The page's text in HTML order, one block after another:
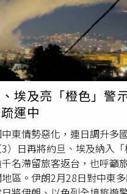
須入法的原因」陳麗琴說，
緩衝期，也支持政府在緩
補、夜班獎勵、住院整合
與稽核監測機制，但緩衝期
也不接受用配套之名讓標準
，這是台灣醫療要不要真正
關鍵時刻。」
的焦慮與壓力，直到與小熊
收容所把橘貓佐伊和熊娃
響，廣大網友好奇為何佐
伊前任飼主因住進養老院
佐伊遇到的狀況。而員工參
名為「喬伊」（Joey），
收容所幾乎形影不離。有獸
烈依附感是為了自我安撫，
與踩踏帶來的安全感，類
伊這樣經歷環境劇變、與長
的氣味與觸感能有效緩解
。雖然佐伊在面對陌生人
埃及亮「橙色」
運中
東情勢惡化，連日調升多
）日再將約旦、埃及納入
名滯留旅客返台，也呼籲
區。伊朗2月28日對中東